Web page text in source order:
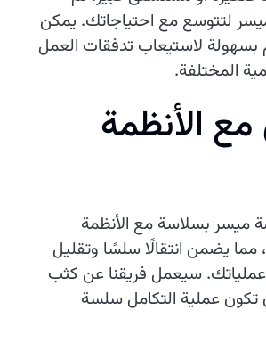
لتتوسع مع احتياجاتك. يمكن
لاستيعاب تدفقات العمل
المختلفة.
مع الأنظمة
ميسر بسلاسة مع الأنظمة
مما يضمن انتقالًا سلسًا وتقليل
عملياتك. سيعمل فريقنا عن كثب
عملية التكامل سلسة